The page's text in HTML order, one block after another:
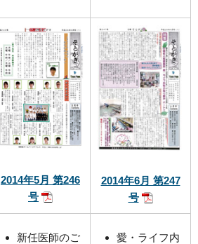
2014年5月 第246
号
2014年6月 第247
号
新任医師のご
愛・ライフ内